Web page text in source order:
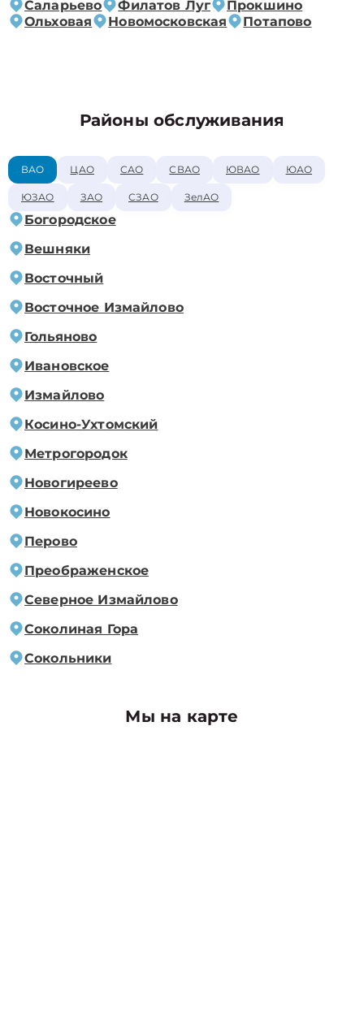
Саларьево Филатов Луг
Прокшино
Ольховая
Новомосковская Потапово
Районы обслуживания
ВАО ЦАО САО СВАО ЮВАО ЮАО
ЮЗАО ЗАО СЗАО ЗелАО
Богородское
Вешняки
Восточный
Восточное Измайлово
Гольяново
Ивановское
Измайлово
Косино-Ухтомский
Метрогородок
Новогиреево
Новокосино
Перово
Преображенское
Северное Измайлово
Соколиная Гора
Сокольники
Мы на карте